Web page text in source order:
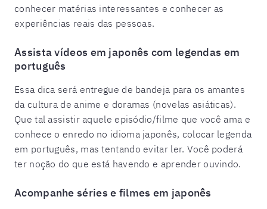
conhecer matérias interessantes e conhecer as
experiências reais das pessoas.
Assista vídeos em japonês com legendas em
português
Essa dica será entregue de bandeja para os amantes
da cultura de anime e doramas (novelas asiáticas).
Que tal assistir aquele episódio/filme que você ama e
conhece o enredo no idioma japonês, colocar legenda
em português, mas tentando evitar ler. Você poderá
ter noção do que está havendo e aprender ouvindo.
Acompanhe séries e filmes em japonês